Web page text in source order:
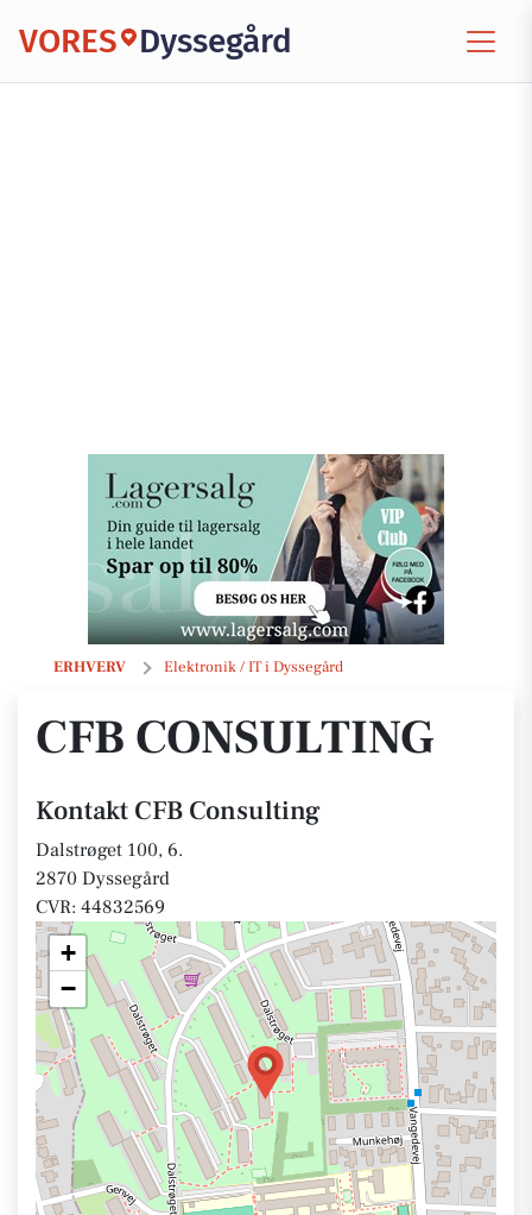
VORES Dyssegård
ERHVERV Elektronik / IT i Dyssegård
CFB Consulting
CFB CONSULTING
Kontakt CFB Consulting
Dalstrøget 100, 6.
2870 Dyssegård
CVR: 44832569
+
−